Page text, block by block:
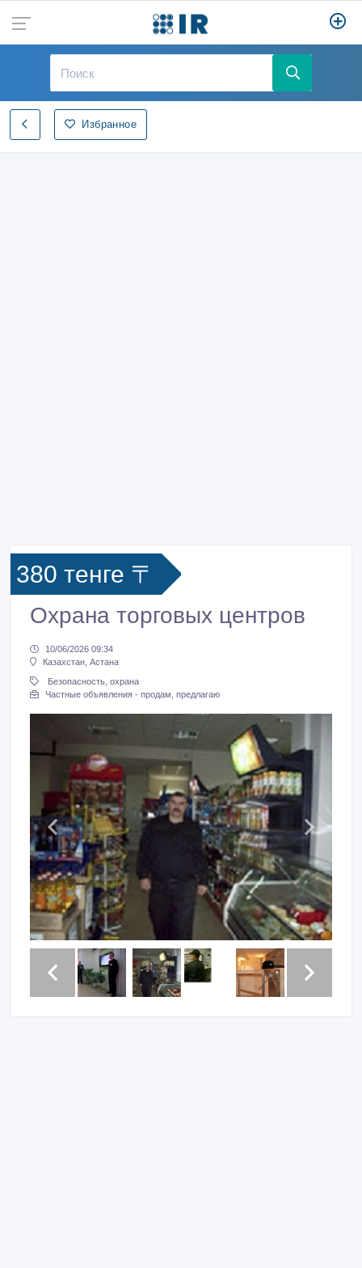
Избранное
380 тенге 〒
Охрана торговых центров
10/06/2026 09:34
Казахстан, Астана
Безопасность, охрана
Частные объявления - продам, предлагаю